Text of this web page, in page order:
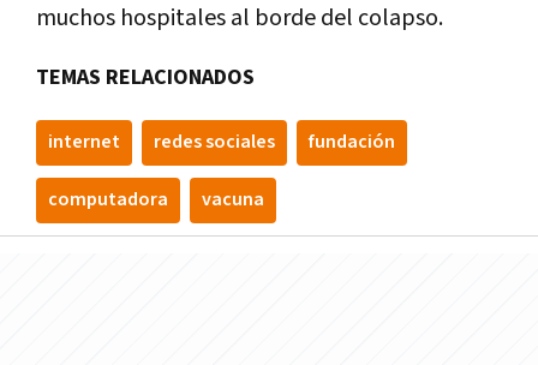
muchos hospitales al borde del colapso.
TEMAS RELACIONADOS
internet redes sociales fundación
computadora vacuna